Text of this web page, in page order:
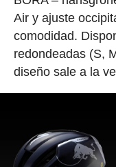
Air y ajuste
comodidad.
redondeadas (S,
diseño sale a la